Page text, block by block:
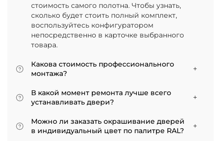
стоимость самого полотна. Чтобы узнать,
сколько будет стоить полный комплект,
воспользуйтесь конфигуратором
непосредственно в карточке выбранного
товара.
Какова стоимость профессионального
монтажа?
Итоговая сумма зависит от типа отделки
двери и габаритов проема. Минимальная
цена за установку стандартной двери с
покрытием «экошпон» начинается от 5000
рублей.
В какой момент ремонта лучше всего
устанавливать двери?
Мы советуем приступать к монтажу после
того, как уложено напольное покрытие. В
противном случае из-за изменения уровня
Можно ли заказать окрашивание дверей
в индивидуальный цвет по палитре RAL?